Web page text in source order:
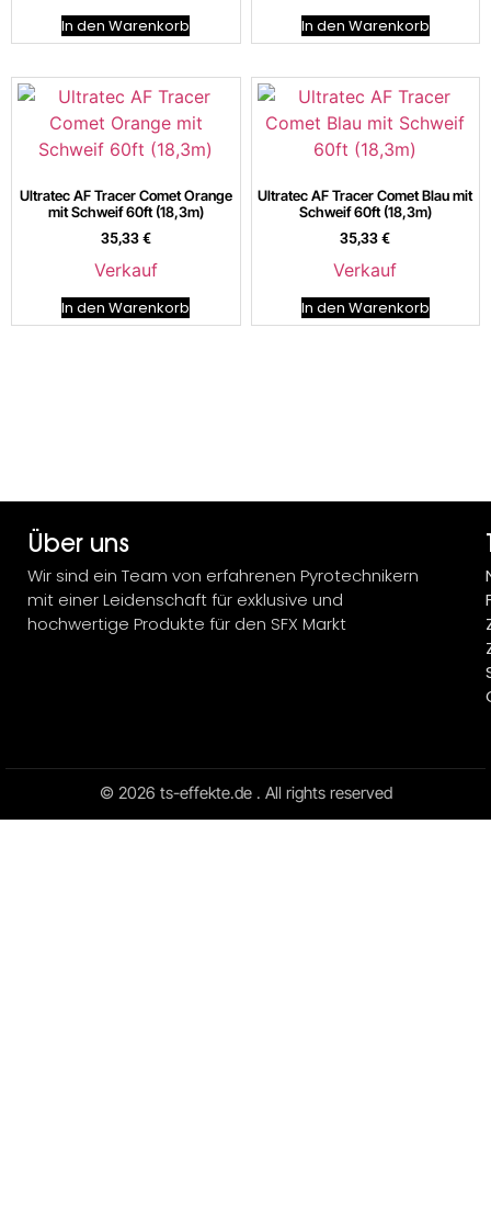
In den Warenkorb In den Warenkorb
Ultratec AF Tracer Comet Orange
mit Schweif 60ft (18,3m)
35,33€
Verkauf
In den Warenkorb
Ultratec AF Tracer Comet Blau mit
Schweif 60ft (18,3m)
35,33€
Verkauf
In den Warenkorb
Über uns
Wir sind ein Team von erfahrenen Pyrotechnikern
mit einer Leidenschaft für exklusive und
hochwertige Produkte für den SFX Markt
© 2026 ts-effekte.de . All rights reserved